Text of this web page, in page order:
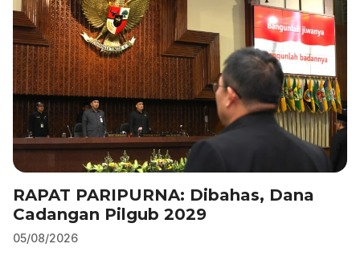
RAPAT PARIPURNA: Dibahas, Dana
Cadangan Pilgub 2029
05/08/2026